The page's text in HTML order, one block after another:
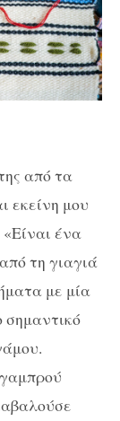
από τα
εκείνη μου
«Είναι ένα
τη γιαγιά
με μία
σημαντικό